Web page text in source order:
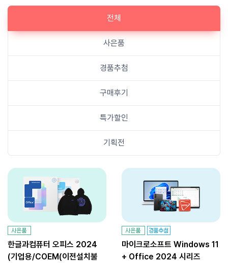
전체
사은품
경품추첨
구매후기
특가할인
기획전
한글과컴퓨터 오피스 2024
(기업용/COEM(이전설치불
마이크로소프트 Windows 11
+ Office 2024 시리즈